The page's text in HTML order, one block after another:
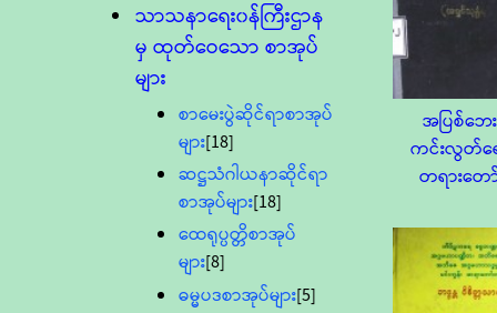
သာသနာရေး၀န်ကြီးဌာန
မှ ထုတ်ဝေသော စာအုပ်
များ
စာမေးပွဲဆိုင်ရာစာအုပ်
များ[18]
ဆဋ္ဌသံဂါယနာဆိုင်ရာ
စာအုပ်များ[18]
ထေရုပ္ပတ္တိစာအုပ်
များ[8]
ဓမ္မပဒစာအုပ်များ[5]
အပြစ်ဘေး
ကင်းလွတ်ရ
တရားတေ